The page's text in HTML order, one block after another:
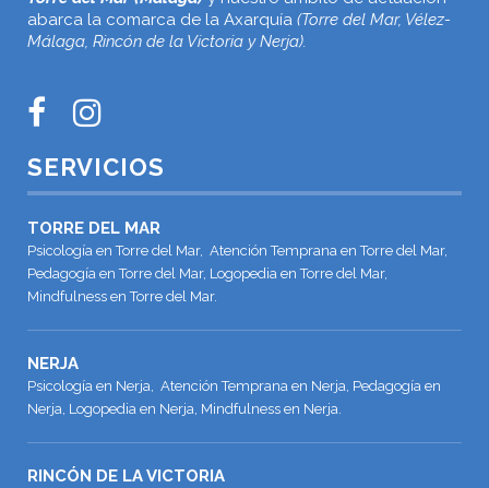
abarca la comarca de la Axarquía (Torre del Mar, Vélez-
Málaga, Rincón de la Victoria y Nerja).
SERVICIOS
TORRE DEL MAR
Psicología en Torre del Mar, Atención Temprana en Torre del Mar,
Pedagogía en Torre del Mar, Logopedia en Torre del Mar,
Mindfulness en Torre del Mar.
NERJA
Psicología en Nerja, Atención Temprana en Nerja, Pedagogía en
Nerja, Logopedia en Nerja, Mindfulness en Nerja.
RINCÓN DE LA VICTORIA